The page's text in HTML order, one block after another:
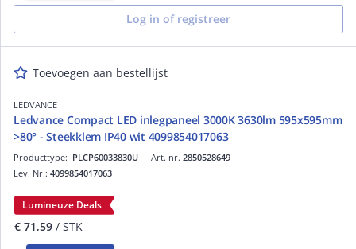
Log in of registreer
Toevoegen aan bestellijst
LEDVANCE
Ledvance Compact LED inlegpaneel 3000K 3630lm 595x595mm
>80° - Steekklem IP40 wit 4099854017063
Art. nr. 2850528649
Producttype: PLCP60033830U
Lev. Nr.: 4099854017063
Lumineuze Deals
€ 71,59 / STK